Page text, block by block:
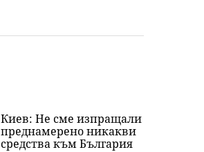
Киев: Не сме изпращали
преднамерено никакви
средства към България